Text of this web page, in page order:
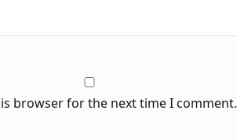
browser for the next time I comment.